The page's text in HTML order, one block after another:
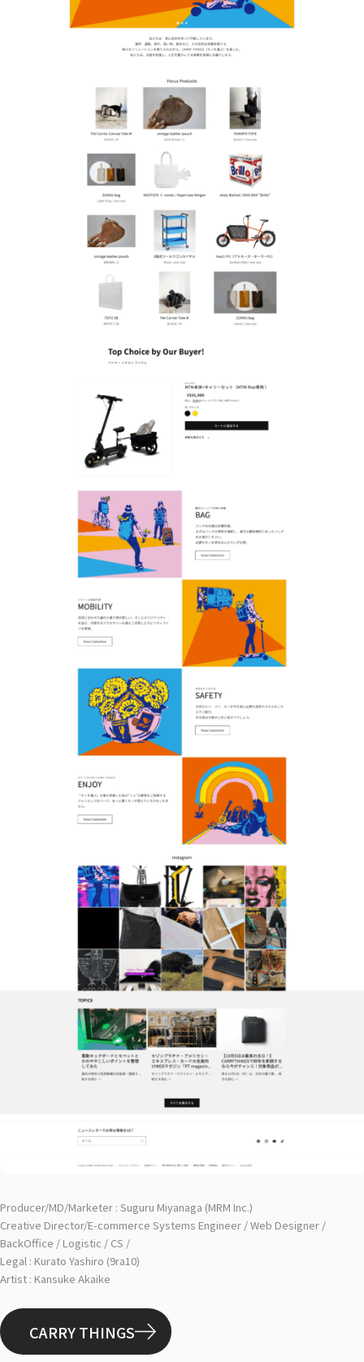
Producer/MD/Marketer : Suguru Miyanaga (MRM Inc.)
Creative Director/E-commerce Systems Engineer / Web Designer /
BackOffice / Logistic / CS /
Legal : Kurato Yashiro (9ra10)
Artist : Kansuke Akaike
CARRY THINGS